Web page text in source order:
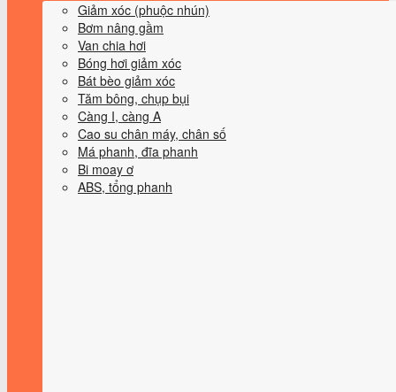
Giảm xóc (phuộc nhún)
Bơm nâng gầm
Van chia hơi
Bóng hơi giảm xóc
Bát bèo giảm xóc
Tăm bông, chụp bụi
Càng I, càng A
Cao su chân máy, chân số
Má phanh, đĩa phanh
Bi moay ơ
ABS, tổng phanh